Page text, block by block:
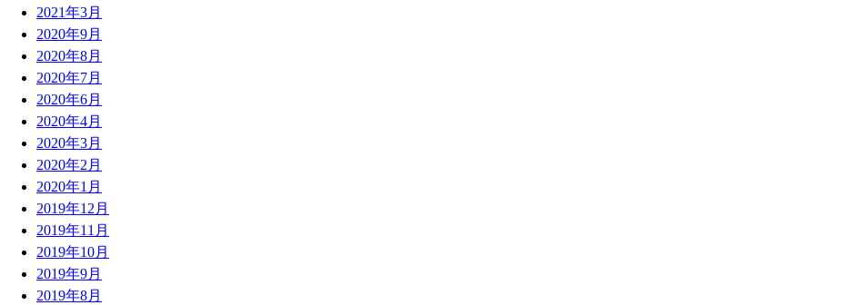
2021年3月
2020年9月
2020年8月
2020年7月
2020年6月
2020年4月
2020年3月
2020年2月
2020年1月
2019年12月
2019年11月
2019年10月
2019年9月
2019年8月